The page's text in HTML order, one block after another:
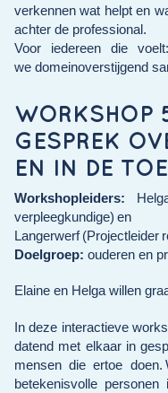
verkennen wat helpt en
achter de professional.
Voor iedereen die
we domeinoverstijgend
WORKSHOP
GESPREK
EN IN DE
Workshopleiders:
Langerwerf (Projectleider
Doelgroep: ouderen en
Elaine en Helga willen
In deze interactieve
datend met elkaar in
mensen die ertoe
betekenisvolle